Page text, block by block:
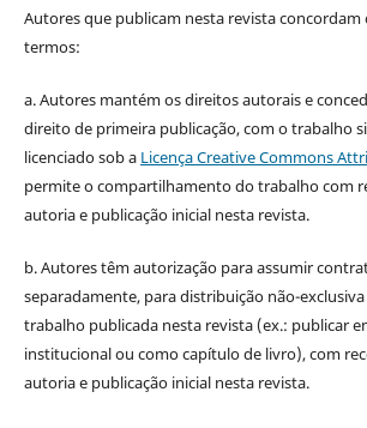
Autores que publicam nesta revista concordam
termos:
a. Autores mantém os direitos autorais e
direito de primeira publicação, com o trabalho
licenciado sob a Licença Creative Commons
permite o compartilhamento do trabalho com
autoria e publicação inicial nesta revista.
b. Autores têm autorização para assumir
separadamente, para distribuição não-
trabalho publicada nesta revista (ex.: publicar
institucional ou como capítulo de livro), com
autoria e publicação inicial nesta revista.